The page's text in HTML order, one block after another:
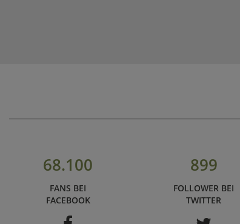
68.100
FANS BEI
FACEBOOK
899
FOLLOWER BEI
TWITTER